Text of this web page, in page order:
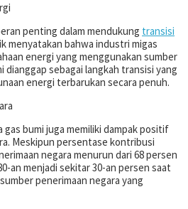
penting dalam mendukung transisi
menyatakan bahwa industri migas
energi yang menggunakan sumber
dianggap sebagai langkah transisi yang
energi terbarukan secara penuh.
gas bumi juga memiliki dampak positif
Meskipun persentase kontribusi
negara menurun dari 68 persen
an menjadi sekitar 30-an persen saat
penerimaan negara yang